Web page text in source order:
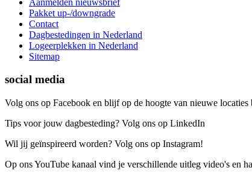
Pakket up-/downgrade
Contact
Dagbestedingen in Nederland
Logeerplekken in Nederland
Sitemap
social media
Volg ons op Facebook en blijf op de hoogte van nieuwe
Tips voor jouw dagbesteding? Volg ons op LinkedIn
Wil jij geïnspireerd worden? Volg ons op Instagram!
Op ons YouTube kanaal vind je verschillende uitleg video's en